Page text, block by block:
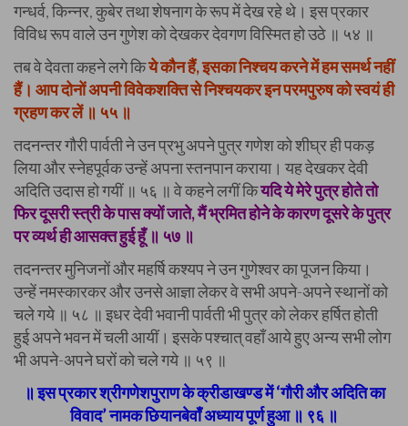
गन्धर्व, किन्नर, कुबेर तथा शेषनाग के रूप में देख रहे थे। इस प्रकार
विविध रूप वाले उन गुणेश को देखकर देवगण विस्मित हो उठे ॥ ५४ ॥
तब वे देवता कहने लगे किये कौन हैं, इसका निश्चय करने में हम समर्थ नहीं
हैं। आप दोनों अपनी विवेकशक्ति से निश्चयकर इन परमपुरुष को स्वयं ही
ग्रहण कर लें ॥ ५५ ॥
तदनन्तर गौरी पार्वती ने उन प्रभु अपने पुत्र गणेश को शीघ्र ही पकड़
लिया और स्नेहपूर्वक उन्हें अपना स्तनपान कराया। यह देखकर देवी
अदिति उदास हो गयीं ॥ ५६ ॥ वे कहने लगीं कियदि ये मेरे पुत्र होते तो
फिर दूसरी स्त्री के पास क्यों जाते, मैं भ्रमित होने के कारण दूसरे के पुत्र
पर व्यर्थ ही आसक्त हुई हूँ ॥ ५७ ॥
तदनन्तर मुनिजनों और महर्षि कश्यप ने उन गुणेश्वर का पूजन किया।
उन्हें नमस्कारकर और उनसे आज्ञा लेकर वे सभी अपने-अपने स्थानों को
चले गये ॥ ५८ ॥ इधर देवी भवानी पार्वती भी पुत्र को लेकर हर्षित होती
हुई अपने भवन में चली आयीं। इसके पश्चात् वहाँ आये हुए अन्य सभी लोग
भी अपने-अपने घरों को चले गये ॥ ५९ ॥
॥ इस प्रकार श्रीगणेशपुराण के क्रीडाखण्ड में ‘गौरी और अदिति का
विवाद’ नामक छियानबेवाँ अध्याय पूर्ण हुआ ॥ ९६ ॥